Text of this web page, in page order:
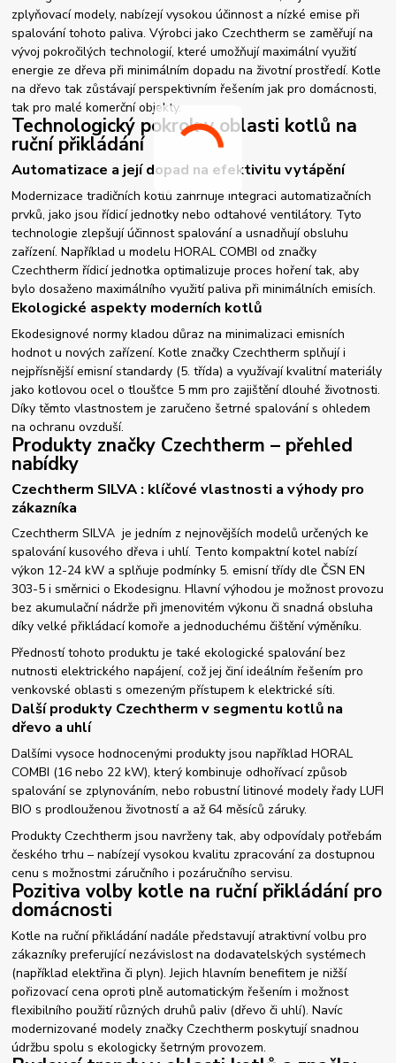
zplyňovací modely, nabízejí vysokou účinnost a nízké emise při
spalování tohoto paliva. Výrobci jako Czechtherm se zaměřují na
vývoj pokročilých technologií, které umožňují maximální využití
energie ze dřeva při minimálním dopadu na životní prostředí. Kotle
na dřevo tak zůstávají perspektivním řešením jak pro domácnosti,
tak pro malé komerční objekty.
Technologický pokrok v oblasti kotlů na
ruční přikládání
Automatizace a její dopad na efektivitu vytápění
Modernizace tradičních kotlů zahrnuje integraci automatizačních
prvků, jako jsou řídicí jednotky nebo odtahové ventilátory. Tyto
technologie zlepšují účinnost spalování a usnadňují obsluhu
zařízení. Například u modelu HORAL COMBI od značky
Czechtherm řídicí jednotka optimalizuje proces hoření tak, aby
bylo dosaženo maximálního využití paliva při minimálních emisích.
Ekologické aspekty moderních kotlů
Ekodesignové normy kladou důraz na minimalizaci emisních
hodnot u nových zařízení. Kotle značky Czechtherm splňují i
nejpřísnější emisní standardy (5. třída) a využívají kvalitní materiály
jako kotlovou ocel o tloušťce 5 mm pro zajištění dlouhé životnosti.
Díky těmto vlastnostem je zaručeno šetrné spalování s ohledem
na ochranu ovzduší.
Produkty značky Czechtherm – přehled
nabídky
Czechtherm SILVA : klíčové vlastnosti a výhody pro
zákazníka
Czechtherm SILVA je jedním z nejnovějších modelů určených ke
spalování kusového dřeva i uhlí. Tento kompaktní kotel nabízí
výkon 12-24 kW a splňuje podmínky 5. emisní třídy dle ČSN EN
303-5 i směrnici o Ekodesignu. Hlavní výhodou je možnost provozu
bez akumulační nádrže při jmenovitém výkonu či snadná obsluha
díky velké přikládací komoře a jednoduchému čištění výměníku.
Předností tohoto produktu je také ekologické spalování bez
nutnosti elektrického napájení, což jej činí ideálním řešením pro
venkovské oblasti s omezeným přístupem k elektrické síti.
Další produkty Czechtherm v segmentu kotlů na
dřevo a uhlí
Dalšími vysoce hodnocenými produkty jsou například HORAL
COMBI (16 nebo 22 kW), který kombinuje odhořívací způsob
spalování se zplynováním, nebo robustní litinové modely řady LUFI
BIO s prodlouženou životností a až 64 měsíců záruky.
Produkty Czechtherm jsou navrženy tak, aby odpovídaly potřebám
českého trhu – nabízejí vysokou kvalitu zpracování za dostupnou
cenu s možnostmi záručního i pozáručního servisu.
Pozitiva volby kotle na ruční přikládání pro
domácnosti
Kotle na ruční přikládání nadále představují atraktivní volbu pro
zákazníky preferující nezávislost na dodavatelských systémech
(například elektřina či plyn). Jejich hlavním benefitem je nižší
pořizovací cena oproti plně automatickým řešením i možnost
flexibilního použití různých druhů paliv (dřevo či uhlí). Navíc
modernizované modely značky Czechtherm poskytují snadnou
údržbu spolu s ekologicky šetrným provozem.